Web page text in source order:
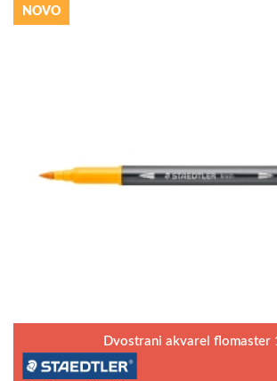
NOVO
Dvostrani akvarel flomaster